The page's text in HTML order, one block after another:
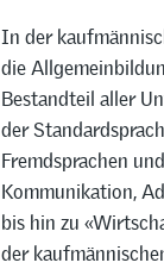
In der
die
Bestandteil aller
der
Fremdsprachen
Kommunikation,
bis hin zu
der